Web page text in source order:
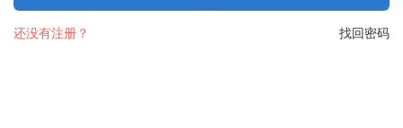
找回密码
还没有注册？